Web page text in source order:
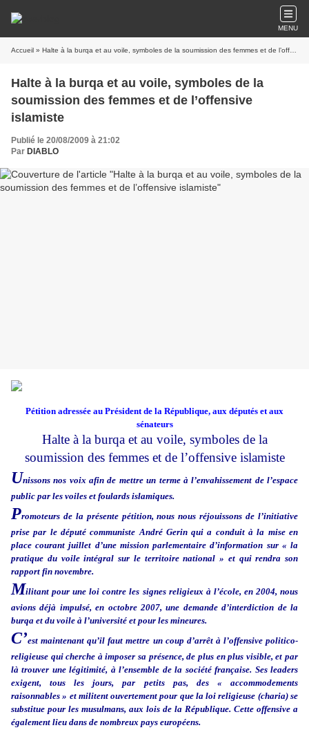
MENU
Accueil » Halte à la burqa et au voile, symboles de la soumission des femmes et de l’offensive islamiste
Halte à la burqa et au voile, symboles de la
soumission des femmes et de l’offensive
islamiste
Publié le 20/08/2009 à 21:02
Par DIABLO
Pétition adressée au Président de la République, aux députés et aux
sénateurs
Halte à la burqa et au voile, symboles de la
soumission des femmes et de l’offensive islamiste
Unissons nos voix afin de mettre un terme à l’envahissement de l’espace
public par les voiles et foulards islamiques.
Promoteurs de la présente pétition, nous nous réjouissons de l’initiative
prise par le député communiste André Gerin qui a conduit à la mise en
place courant juillet d’une mission parlementaire d’information sur « la
pratique du voile intégral sur le territoire national » et qui rendra son
rapport fin novembre.
Militant pour une loi contre les signes religieux à l’école, en 2004, nous
avions déjà impulsé, en octobre 2007, une demande d’interdiction de la
burqa et du voile à l’université et pour les mineures.
C’est maintenant qu’il faut mettre un coup d’arrêt à l’offensive politico-
religieuse qui cherche à imposer sa présence, de plus en plus visible, et par
là trouver une légitimité, à l’ensemble de la société française. Ses leaders
exigent, tous les jours, par petits pas, des « accommodements
raisonnables » et militent ouvertement pour que la loi religieuse (charia) se
substitue pour les musulmans, aux lois de la République. Cette offensive a
également lieu dans de nombreux pays européens.